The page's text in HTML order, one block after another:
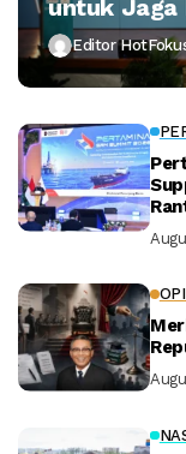
untuk Jaga
Nasional
Editor